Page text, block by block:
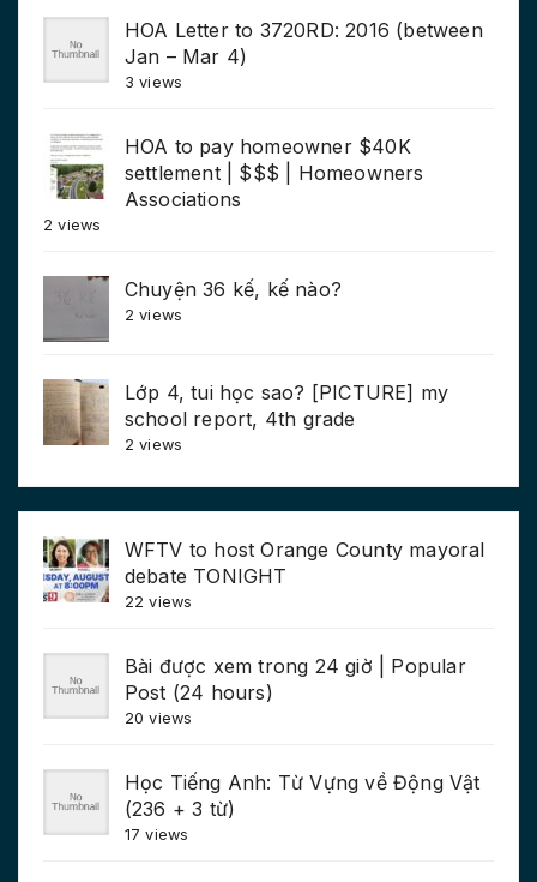
HOA Letter to 3720RD: 2016 (between
Jan – Mar 4)
3 views
HOA to pay homeowner $40K
settlement | $$$ | Homeowners
Associations
2 views
Chuyện 36 kế, kế nào?
2 views
Lớp 4, tui học sao? [PICTURE] my
school report, 4th grade
2 views
WFTV to host Orange County mayoral
debate TONIGHT
22 views
Bài được xem trong 24 giờ | Popular
Post (24 hours)
20 views
Học Tiếng Anh: Từ Vựng về Động Vật
(236 + 3 từ)
17 views